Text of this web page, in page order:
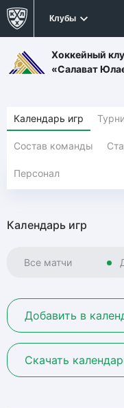
Клубы
Хоккейный
«Салават
Календарь игр
Состав команды
Персонал
Календарь игр
Все матчи
Добавить в
Скачать